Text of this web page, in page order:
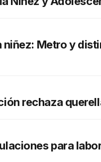
niñez: Metro y
rechaza
para